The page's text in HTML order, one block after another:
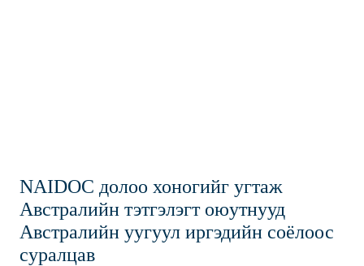
NAIDOC долоо хоногийг угтаж
Австралийн тэтгэлэгт оюутнууд
Австралийн уугуул иргэдийн соёлоос
суралцав